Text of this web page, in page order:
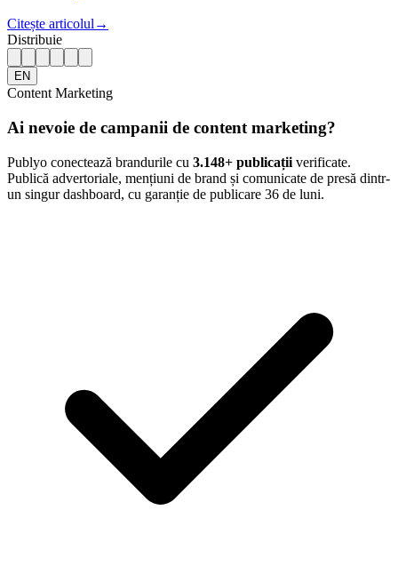
Citește articolul →
Distribuie
EN
Content Marketing
Ai nevoie de campanii de content marketing?
Publyo conectează brandurile cu 3.148+ publicații verificate.
Publică advertoriale, mențiuni de brand și comunicate de presă dintr-
un singur dashboard, cu garanție de publicare 36 de luni.